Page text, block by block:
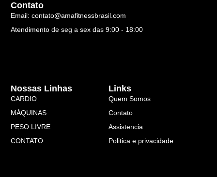
Links
Quem Somos
Contato
Assistencia
Politica e privacidade
Nossas Linhas
CARDIO
MÁQUINAS
PESO LIVRE
CONTATO
Contato
Email: contato@amafitnessbrasil.com
Atendimento de seg a sex das 9:00 - 18:00